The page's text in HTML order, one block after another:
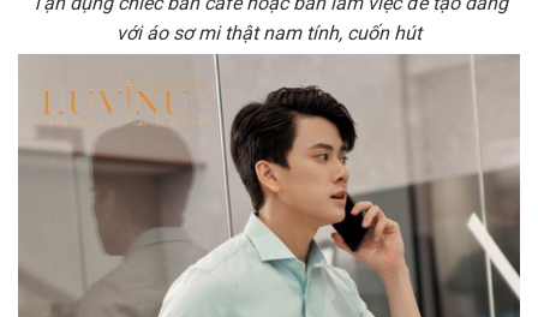
với áo sơ mi thật nam tính, cuốn hút